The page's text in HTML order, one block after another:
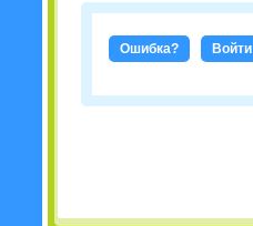
Ошибка? Войти